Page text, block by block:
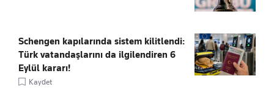
Schengen kapılarında sistem kilitlendi:
Türk vatandaşlarını da ilgilendiren 6
Eylül kararı!
Kaydet